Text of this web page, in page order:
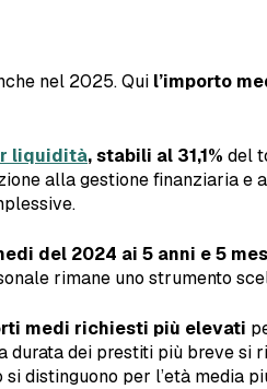
nel 2025. Qui l’importo
liquidità, stabili al 31,1% del
alla gestione finanziaria
del 2024 ai 5 anni e 5
rimane uno strumento
medi richiesti più elevati
durata dei prestiti più breve
distinguono per l’età media